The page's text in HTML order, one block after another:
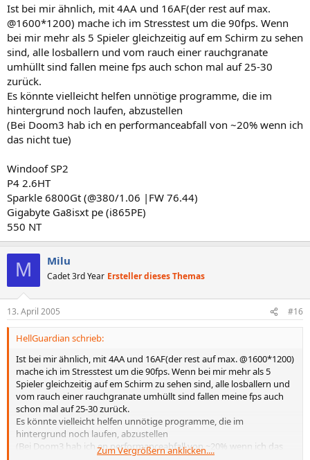
Ist bei mir ähnlich, mit 4AA und 16AF(der rest auf max.
@1600*1200) mache ich im Stresstest um die 90fps. Wenn
bei mir mehr als 5 Spieler gleichzeitig auf em Schirm zu sehen
sind, alle losballern und vom rauch einer rauchgranate
umhüllt sind fallen meine fps auch schon mal auf 25-30
zurück.
Es könnte vielleicht helfen unnötige programme, die im
hintergrund noch laufen, abzustellen
(Bei Doom3 hab ich en performanceabfall von ~20% wenn ich
das nicht tue)
Windoof SP2
P4 2.6HT
Sparkle 6800Gt (@380/1.06 |FW 76.44)
Gigabyte Ga8isxt pe (i865PE)
550 NT
M Milu
Cadet 3rd Year Ersteller dieses Themas
13. April 2005 #16
HellGuardian schrieb:
Ist bei mir ähnlich, mit 4AA und 16AF(der rest auf max. @1600*1200)
mache ich im Stresstest um die 90fps. Wenn bei mir mehr als 5
Spieler gleichzeitig auf em Schirm zu sehen sind, alle losballern und
vom rauch einer rauchgranate umhüllt sind fallen meine fps auch
schon mal auf 25-30 zurück.
Es könnte vielleicht helfen unnötige programme, die im
hintergrund noch laufen, abzustellen
(Bei Doom3 hab ich en performanceabfall von ~20% wenn ich das
Zum Vergrößern anklicken....